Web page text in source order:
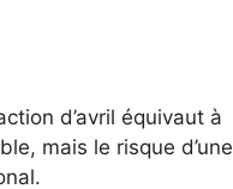
d’avril équivaut à
mais le risque d’une